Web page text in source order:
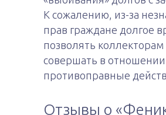
К сожалению, из-за
прав граждане долгое
позволять коллекторам
совершать в отношении
противоправные
Отзывы о